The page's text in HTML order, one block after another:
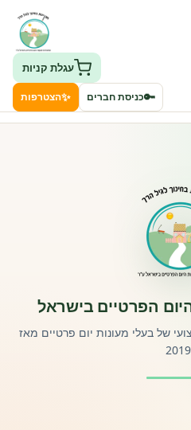
עגלת קניות
🔑כניסת חברים ✨הצטרפות
הפרטיים בישראל
המקצועי של בעלי מעונות יום פרטיים מאז
2019